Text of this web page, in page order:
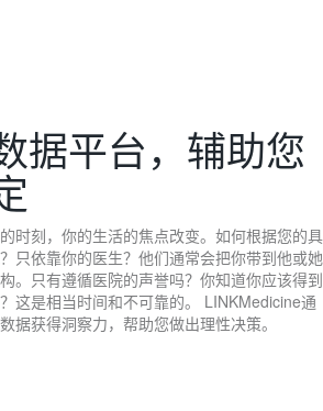
据平台，辅助您
时刻，你的生活的焦点改变。如何根据您的具
只依靠你的医生？他们通常会把你带到他或她
。只有遵循医院的声誉吗？你知道你应该得到
这是相当时间和不可靠的。 LINKMedicine通
据获得洞察力，帮助您做出理性决策。